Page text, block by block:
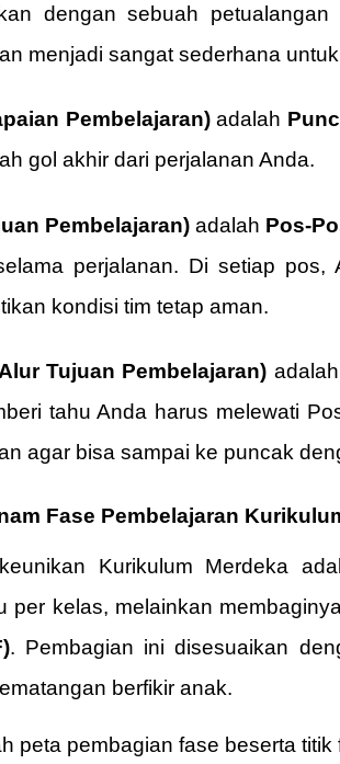
dengan sebuah
menjadi sangat sederhana
Pembelajaran)adalah
gol akhir dari perjalanan Anda.
Pembelajaran) adalah Pos-
perjalanan. Di setiap pos,
kondisi tim tetap aman.
Tujuan Pembelajaran) adalah
tahu Anda harus melewati
agar bisa sampai ke puncak
Fase Pembelajaran
Kurikulum Merdeka
per kelas, melainkan
. Pembagian ini disesuaikan
berfikir anak.
peta pembagian fase beserta